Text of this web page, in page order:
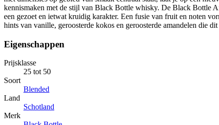
kennismaken met de stijl van Black Bottle whisky. De Black Bottle
een gezoet en ietwat kruidig karakter. Een fusie van fruit en noten
hints van vanille, geroosterde kokos en geroosterde amandelen die
Eigenschappen
Prijsklasse
25 tot 50
Soort
Blended
Land
Schotland
Merk